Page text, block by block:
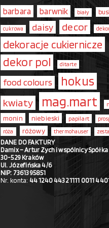
barbara barwnik biały
cukrowa daisy decor
dekoracje cukiernicze
dekor pol ditarte
food colours hokus
kwiaty mag.mart
monin niebieski papilart
róża
różowy thermohauser
DANE DO FAKTURY
Damix – Artur Zych i wspólnicy
30-529 Kraków
Ul. Józefińska 4/6
NIP: 7361395851
Nr. konta: 44 1240 4432 1111 0011